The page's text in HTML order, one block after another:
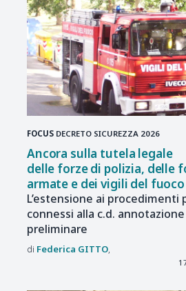
FOCUS DECRETO SICUREZZA 2026
Ancora sulla tutela legale
delle forze di polizia, delle
armate e dei vigili del fuoco
L’estensione ai procedimenti
connessi alla c.d. annotazione
preliminare
Federica GITTO